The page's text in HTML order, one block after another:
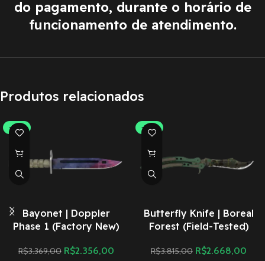
do pagamento, durante o horário de
funcionamento de atendimento.
Produtos relacionados
-30%
Bayonet | Doppler
Phase 1 (Factory New)
R$3.369,00 R$2.356,00
-30%
Butterfly Knife | Boreal
Forest (Field-Tested)
R$3.815,00 R$2.668,00